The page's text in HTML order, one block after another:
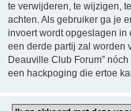
te verwijderen, te wijzigen,
achten. Als gebruiker ga je
invoert wordt opgeslagen in
een derde partij zal worden
Deauville Club Forum”
een hackpoging die ertoe